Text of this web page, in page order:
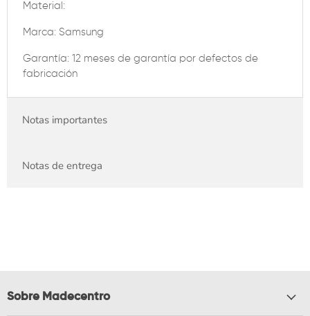
Material:
Marca: Samsung
Garantía: 12 meses de garantía por defectos de
fabricación
Notas importantes
Notas de entrega
Sobre Madecentro